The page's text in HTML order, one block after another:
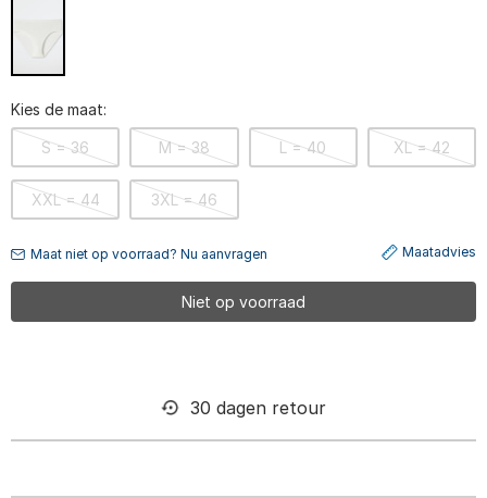
Kies de maat:
S = 36 M = 38 L = 40 XL = 42
XXL = 44 3XL = 46
Maat niet op voorraad? Nu aanvragen Maatadvies
Niet op voorraad
30 dagen retour